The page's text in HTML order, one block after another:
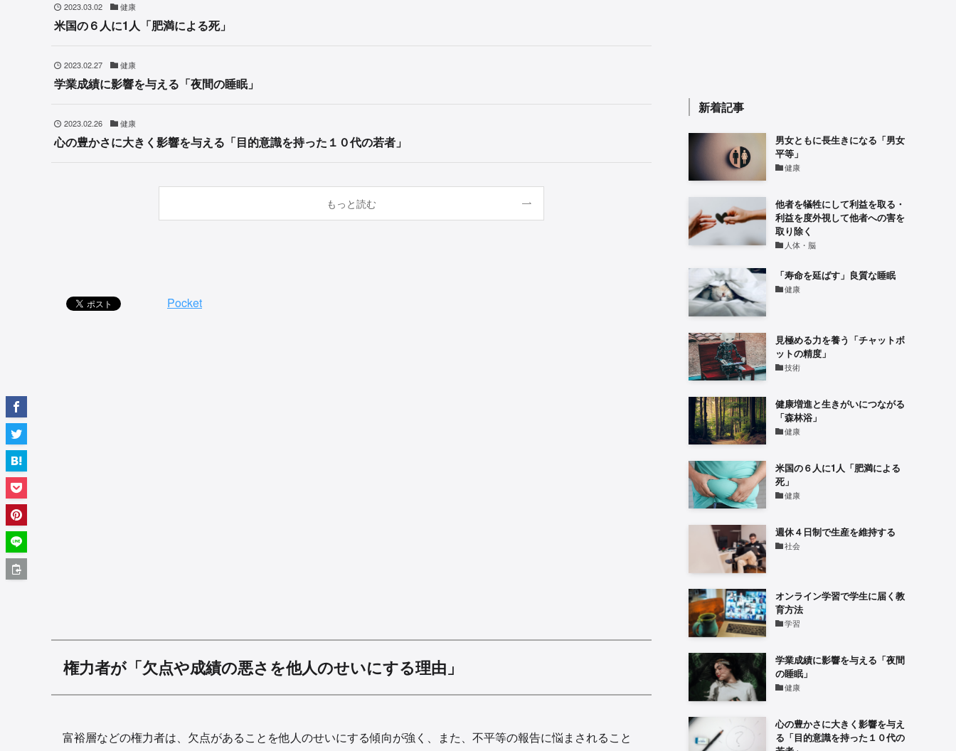
2023.03.02 健康
米国の６人に1人「肥満による死」
2023.02.27 健康
学業成績に影響を与える「夜間の睡眠」
2023.02.26 健康
心の豊かさに大きく影響を与える「目的意識を持った１０代の若者」
もっと読む
Pocket
権力者が「欠点や成績の悪さを他人のせいにする理由」
富裕層などの権力者は、欠点があることを他人のせいにする傾向が強く、また、不平等の報告に悩まされること
新着記事
男女ともに長生きになる「男女
平等」
健康
他者を犠牲にして利益を取る・
利益を度外視して他者への害を
取り除く
人体・脳
「寿命を延ばす」良質な睡眠
健康
見極める力を養う「チャットボ
ットの精度」
技術
健康増進と生きがいにつながる
「森林浴」
健康
米国の６人に1人「肥満による
死」
健康
週休４日制で生産を維持する
社会
オンライン学習で学生に届く教
育方法
学習
学業成績に影響を与える「夜間
の睡眠」
健康
心の豊かさに大きく影響を与え
る「目的意識を持った１０代の